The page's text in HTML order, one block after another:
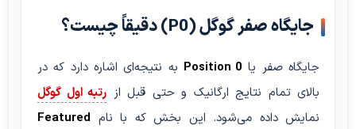
جایگاه صفر گوگل (P0) دقیقاً چیست؟
جایگاه صفر یا Position 0 به نتیجه‌ای اشاره دارد که در
بالای تمام نتایج ارگانیک و حتی قبل از رتبه اول گوگل
نمایش داده می‌شود. این بخش که با نام Featured